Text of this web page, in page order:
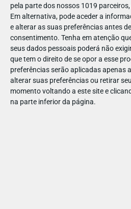
pela parte dos nossos 1019
Em alternativa, pode aceder a
e alterar as suas preferências antes
consentimento. Tenha em atenção
seus dados pessoais poderá não
que tem o direito de se opor a esse
preferências serão aplicadas apenas
alterar suas preferências ou retirar
momento voltando a este site e
na parte inferior da página.
🏢 MAC/CCB
👦 Primeira infância
Todos diferentes,
escolar
Visita-jogo, Visita-jogo-oficina
As obras de arte refletem o